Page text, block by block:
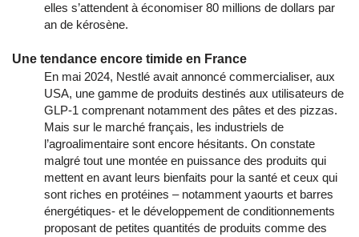
elles s’attendent à économiser 80 millions de dollars par
an de kérosène.
Une tendance encore timide en France
En mai 2024, Nestlé avait annoncé commercialiser, aux
USA, une gamme de produits destinés aux utilisateurs de
GLP-1 comprenant notamment des pâtes et des pizzas.
Mais sur le marché français, les industriels de
l’agroalimentaire sont encore hésitants. On constate
malgré tout une montée en puissance des produits qui
mettent en avant leurs bienfaits pour la santé et ceux qui
sont riches en protéines – notamment yaourts et barres
énergétiques- et le développement de conditionnements
proposant de petites quantités de produits comme des